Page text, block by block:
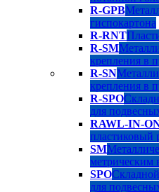
R-GPB
гиспокартона
R-RNT
R-SM
крепления в
R-SN
крепления в
R-SPO
для
RAWL-IN-
пластиковый
SM
метрическим
SPO
для